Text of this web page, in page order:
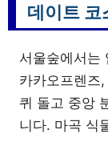
데이트 코
서울숲에서는
카카오프렌즈
퀴 돌고 중앙
니다. 마곡 식